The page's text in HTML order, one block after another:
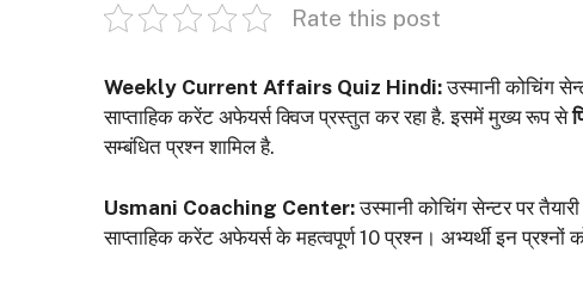
Rate this post
Weekly Current Affairs Quiz Hindi:उस्‍मानी कोचिंग
साप्ताहिक करेंट अफेयर्स क्विज प्रस्तुत कर रहा है. इसमें मुख्य रूप से
सम्बंधित प्रश्न शामिल है.
Usmani Coaching Center:उस्‍मानी कोचिंग सेन्‍टर पर
साप्‍ताहिक करेंट अफेयर्स के महत्‍वपूर्ण 10 प्रश्‍न। अभ्‍यर्थी इन